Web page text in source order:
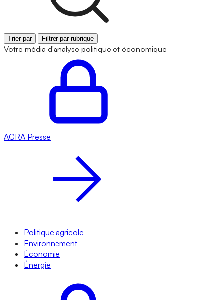
Trier par Filtrer par rubrique
Votre média d'analyse politique et économique
AGRA Presse
Politique agricole
Environnement
Économie
Énergie